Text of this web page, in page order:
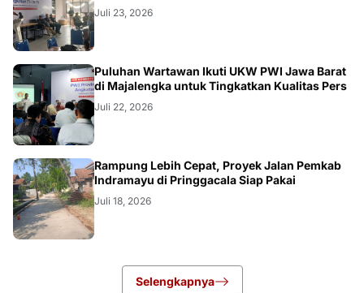
Juli 23, 2026
Puluhan Wartawan Ikuti UKW PWI Jawa Barat
di Majalengka untuk Tingkatkan Kualitas Pers
Juli 22, 2026
LOKAL
Rampung Lebih Cepat, Proyek Jalan Pemkab
Indramayu di Pringgacala Siap Pakai
Juli 18, 2026
Selengkapnya